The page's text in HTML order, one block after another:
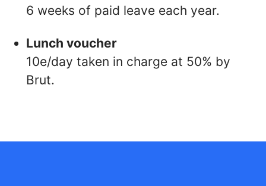
6 weeks of paid leave each year.
Lunch voucher
10e/day taken in charge at 50% by
Brut.